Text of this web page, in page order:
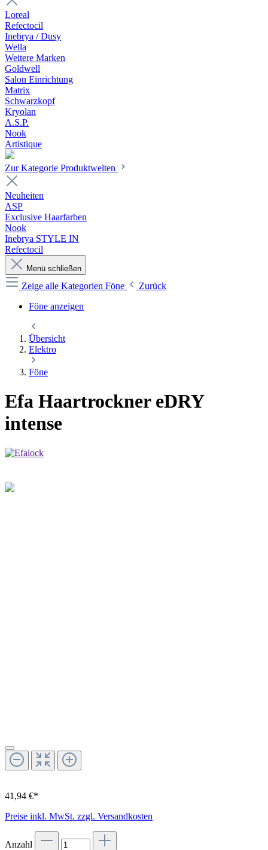
Loreal
Refectocil
Inebrya / Dusy
Wella
Weitere Marken
Goldwell
Salon Einrichtung
Matrix
Schwarzkopf
Kryolan
A.S.P.
Nook
Artistique
Zur Kategorie Produktwelten
Neuheiten
ASP
Exclusive Haarfarben
Nook
Inebrya STYLE IN
Refectocil
Menü schließen
Zeige alle Kategorien Föne
Zurück
Föne anzeigen
Übersicht
Elektro
Föne
Efa Haartrockner eDRY
intense
41,94 €*
Preise inkl. MwSt. zzgl. Versandkosten
Anzahl